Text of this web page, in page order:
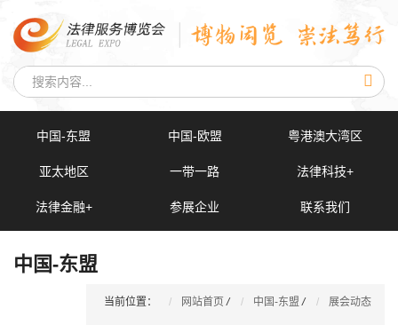
中国-东盟 中国-欧盟 粤港澳大湾区
亚太地区 一带一路 法律科技+
法律金融+ 参展企业 联系我们
中国-东盟
当前位置： 网站首页 / 中国-东盟 / 展会动态